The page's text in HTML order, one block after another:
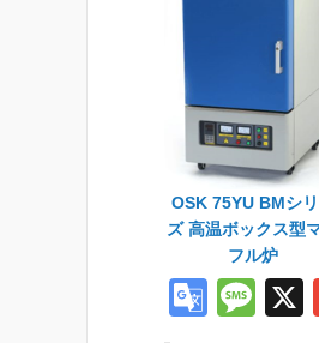
OSK 75YU BMシ
ズ 高温ボックス型
フル炉
G
M